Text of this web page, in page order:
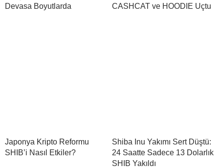
Devasa Boyutlarda
CASHCAT ve HOODIE Uçtu
Japonya Kripto Reformu
SHIB’i Nasıl Etkiler?
Shiba Inu Yakımı Sert Düştü:
24 Saatte Sadece 13 Dolarlık
SHIB Yakıldı